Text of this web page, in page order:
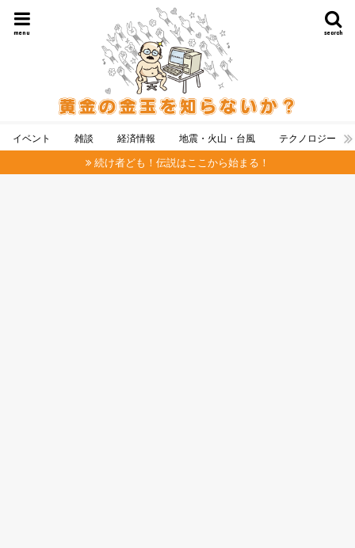
search
menu
イベント 雑談 経済情報 地震・火山・台風 テクノロジー
続け者ども！伝説はここから始まる！